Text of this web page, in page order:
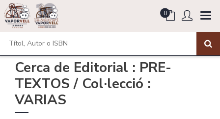
0
Cerca de Editorial : PRE-
TEXTOS / Col·lecció :
VARIAS